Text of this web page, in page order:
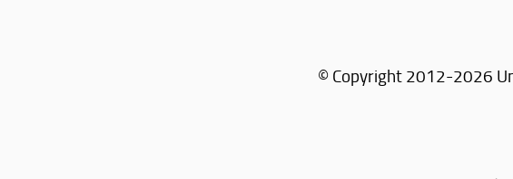
© Copyright 2012-2026